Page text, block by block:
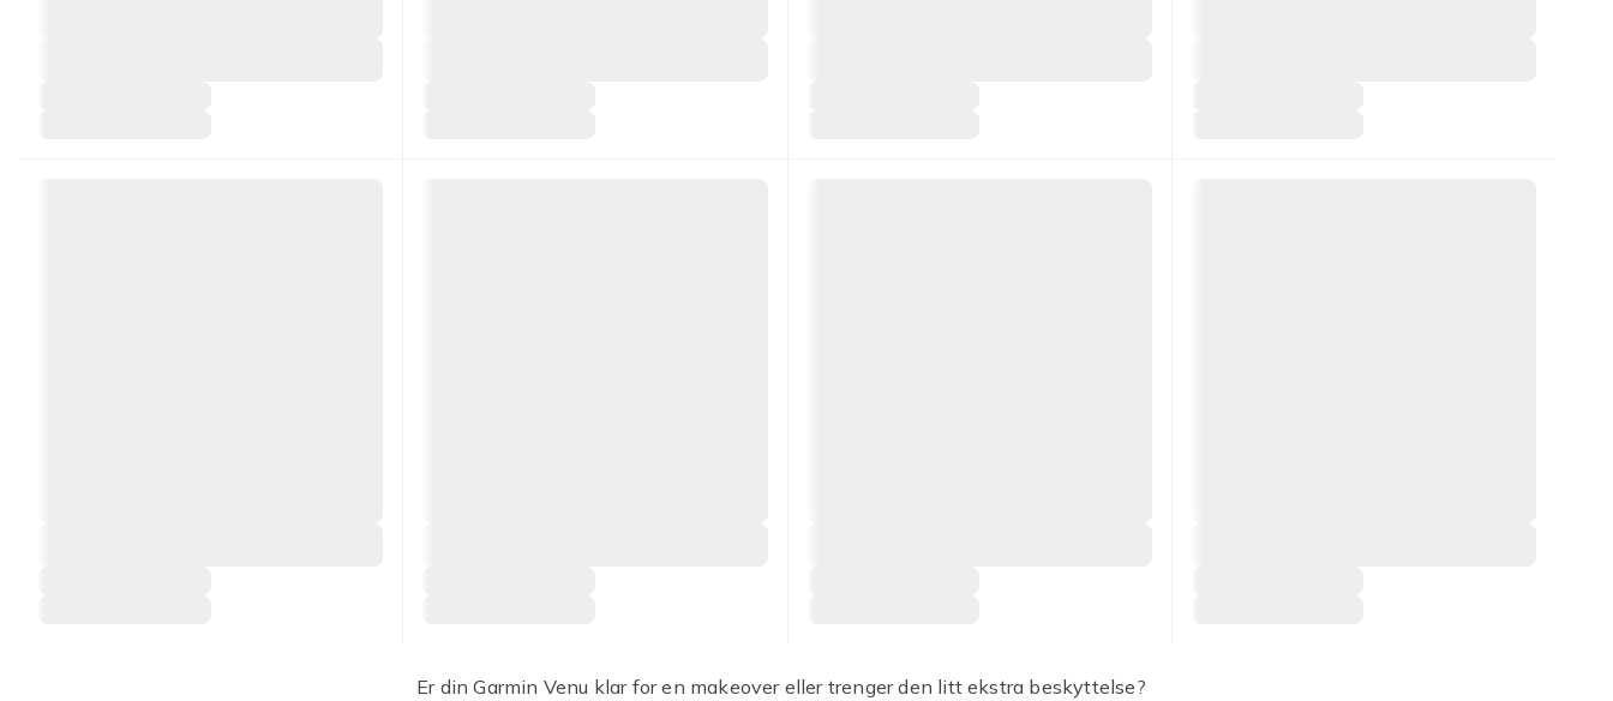
Er din Garmin Venu klar for en makeover eller trenger den litt ekstra beskyttelse?